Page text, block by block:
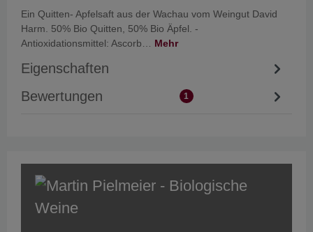
Ein Quitten- Apfelsaft aus der Wachau vom Weingut David
Harm. 50% Bio Quitten, 50% Bio Äpfel. -
Antioxidationsmittel: Ascorb… Mehr
Eigenschaften
Bewertungen
1